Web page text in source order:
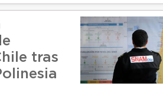
tras